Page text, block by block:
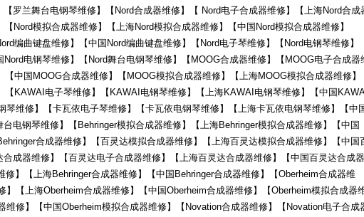
罗兰舞台电钢琴维修】【Nord合成器维修】【 Nord电子合成器维修】【上海Nord合成
Nord模拟合成器维修】【上海Nord模拟合成器维修】【中国Nord模拟合成器维修】
编曲键盘维修】【中国Nord编曲键盘维修】【Nord电子琴维修】【Nord电钢琴维修】
Nord电钢琴维修】【Nord舞台电钢琴维修】【MOOG合成器维修】【MOOG电子合成器
中国MOOG合成器维修】【MOOG模拟合成器维修】【上海MOOG模拟合成器维修】
【KAWAI电子琴维修】【KAWAI电钢琴维修】【上海KAWAI电钢琴维修】【中国
琴维修】【卡瓦依电子琴维修】【卡瓦依电钢琴维修】【上海卡瓦依电钢琴维修】【中
电钢琴维修】【Behringer模拟合成器维修】【上海Behringer模拟合成器维修】【中国
合成器维修】【百灵达模拟合成器维修】【上海百灵达模拟合成器维修】【中国
成器维修】【百灵达电子合成器维修】【上海百灵达合成器维修】【中国百灵达合成器
修】【上海Behringer合成器维修】【中国Behringer合成器维修】【Oberheim合成器维
】【上海Oberheim合成器维修】【中国Oberheim合成器维修】【Oberheim模拟合成器
维修】【中国Oberheim模拟合成器维修】【Novation合成器维修】【Novation电子合成